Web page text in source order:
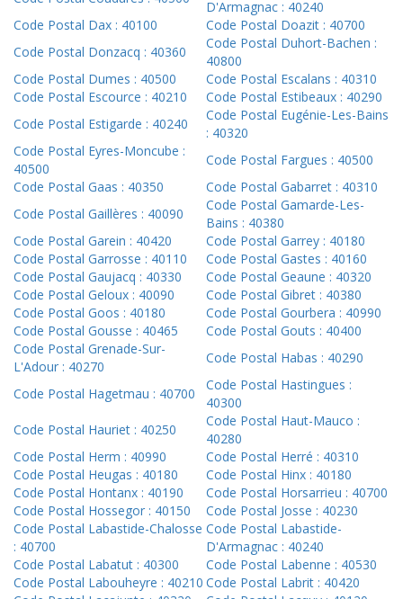
D'Armagnac : 40240
Code Postal Dax : 40100
Code Postal Doazit : 40700
Code Postal Donzacq : 40360
Code Postal Duhort-Bachen :
40800
Code Postal Dumes : 40500
Code Postal Escalans : 40310
Code Postal Escource : 40210
Code Postal Estibeaux : 40290
Code Postal Estigarde : 40240
Code Postal Eugénie-Les-Bains
: 40320
Code Postal Eyres-Moncube :
40500
Code Postal Fargues : 40500
Code Postal Gaas : 40350
Code Postal Gabarret : 40310
Code Postal Gaillères : 40090
Code Postal Gamarde-Les-
Bains : 40380
Code Postal Garein : 40420
Code Postal Garrey : 40180
Code Postal Garrosse : 40110
Code Postal Gastes : 40160
Code Postal Gaujacq : 40330
Code Postal Geaune : 40320
Code Postal Geloux : 40090
Code Postal Gibret : 40380
Code Postal Goos : 40180
Code Postal Gourbera : 40990
Code Postal Gousse : 40465
Code Postal Gouts : 40400
Code Postal Grenade-Sur-
L'Adour : 40270
Code Postal Habas : 40290
Code Postal Hagetmau : 40700
Code Postal Hastingues :
40300
Code Postal Hauriet : 40250
Code Postal Haut-Mauco :
40280
Code Postal Herm : 40990
Code Postal Herré : 40310
Code Postal Heugas : 40180
Code Postal Hinx : 40180
Code Postal Hontanx : 40190
Code Postal Horsarrieu : 40700
Code Postal Hossegor : 40150
Code Postal Josse : 40230
Code Postal Labastide-Chalosse
: 40700
Code Postal Labastide-
D'Armagnac : 40240
Code Postal Labatut : 40300
Code Postal Labenne : 40530
Code Postal Labouheyre : 40210 Code Postal Labrit : 40420